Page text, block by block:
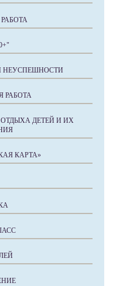
НЕУСПЕШНОСТИ
РАБОТА
ДЕТЕЙ И ИХ
КАРТА»